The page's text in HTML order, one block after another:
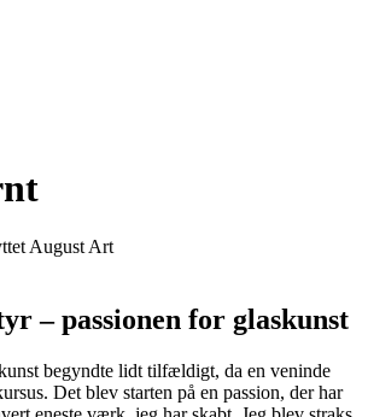
– passionen for glaskunst
begyndte lidt tilfældigt, da en veninde
Det blev starten på en passion, der har